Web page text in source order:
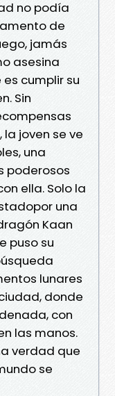
no podía
de
jamás
asesina
cumplir su
Sin
joven se ve
una
poderosos
ella. Solo la
una
Kaan
puso su
lunares
donde
con
las manos.
verdad que
se